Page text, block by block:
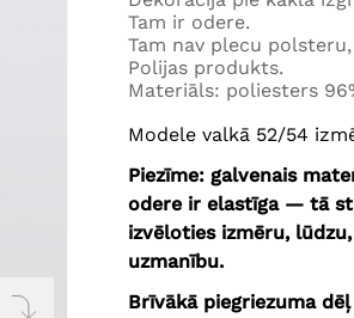
Tam ir odere.
Tam nav plecu
Polijas produkts.
Materiāls: poliesters
Modele valkā 52/54
Piezīme: galvenais
odere ir elastīga — tā
izvēloties izmēru,
uzmanību.
Brīvākā piegriezuma